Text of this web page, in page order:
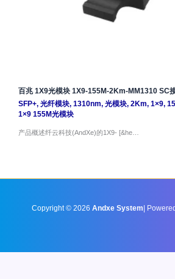
百兆 1X9光模块 1X9-155M-2Km-MM1310 SC
SFP+, 光纤模块, 1310nm, 光模块, 2Km, 1×9,
1×9 155M光模块
产品概述纤云科技(AndXe)的1X9- [&he…
Copyright © 2026 Andxe System |